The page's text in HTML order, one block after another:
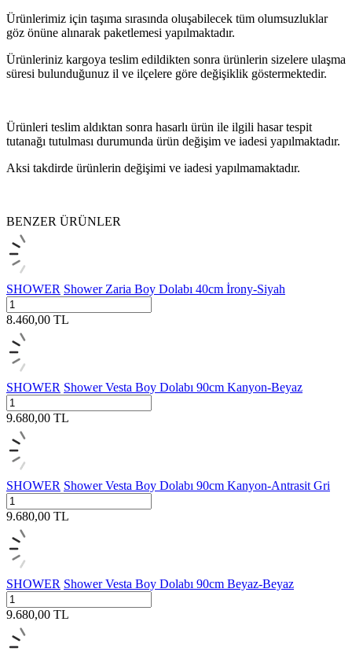
Ürünlerimiz için taşıma sırasında oluşabilecek tüm olumsuzluklar
göz önüne alınarak paketlemesi yapılmaktadır.
Ürünleriniz kargoya teslim edildikten sonra ürünlerin sizelere ulaşma
süresi bulunduğunuz il ve ilçelere göre değişiklik göstermektedir.
Ürünleri teslim aldıktan sonra hasarlı ürün ile ilgili hasar tespit
tutanağı tutulması durumunda ürün değişim ve iadesi yapılmaktadır.
Aksi takdirde ürünlerin değişimi ve iadesi yapılmamaktadır.
BENZER ÜRÜNLER
SHOWER Shower Zaria Boy Dolabı 40cm İrony-Siyah
8.460,00 TL
SHOWER Shower Vesta Boy Dolabı 90cm Kanyon-Beyaz
9.680,00 TL
SHOWER Shower Vesta Boy Dolabı 90cm Kanyon-Antrasit Gri
9.680,00 TL
SHOWER Shower Vesta Boy Dolabı 90cm Beyaz-Beyaz
9.680,00 TL